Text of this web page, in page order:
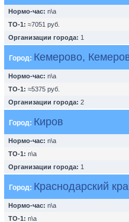
Нормо-час: n\a
ТО-1: ≈7051 руб.
Организации города: 1
Город: Кемерово,
Нормо-час: n\a
ТО-1: ≈5375 руб.
Организации города: 2
Город: Киров
Нормо-час: n\a
ТО-1: n\a
Организации города: 1
Город: Краснодарский
Нормо-час: n\a
ТО-1: n\a